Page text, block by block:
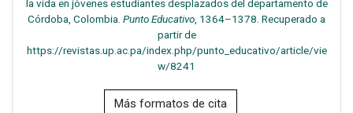
la vida en jóvenes estudiantes desplazados del departamento de
Córdoba, Colombia. Punto Educativo, 1364–1378. Recuperado a
partir de
https://revistas.up.ac.pa/index.php/punto_educativo/article/vie
w/8241
Más formatos de cita